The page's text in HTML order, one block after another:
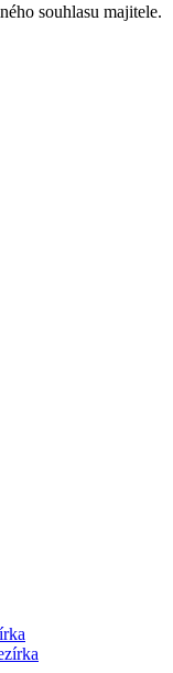
souhlasu majitele.